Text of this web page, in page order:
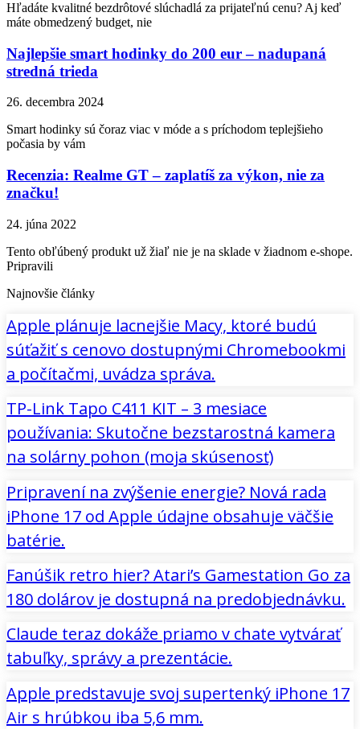
Hľadáte kvalitné bezdrôtové slúchadlá za prijateľnú cenu? Aj keď
máte obmedzený budget, nie
Najlepšie smart hodinky do 200 eur – nadupaná
stredná trieda
26. decembra 2024
Smart hodinky sú čoraz viac v móde a s príchodom teplejšieho
počasia by vám
Recenzia: Realme GT – zaplatíš za výkon, nie za
značku!
24. júna 2022
Tento obľúbený produkt už žiaľ nie je na sklade v žiadnom e-shope.
Pripravili
Najnovšie články
Apple plánuje lacnejšie Macy, ktoré budú
súťažiť s cenovo dostupnými Chromebookmi
a počítačmi, uvádza správa.
TP-Link Tapo C411 KIT – 3 mesiace
používania: Skutočne bezstarostná kamera
na solárny pohon (moja skúsenosť)
Pripravení na zvýšenie energie? Nová rada
iPhone 17 od Apple údajne obsahuje väčšie
batérie.
Fanúšik retro hier? Atari’s Gamestation Go za
180 dolárov je dostupná na predobjednávku.
Claude teraz dokáže priamo v chate vytvárať
tabuľky, správy a prezentácie.
Apple predstavuje svoj supertenký iPhone 17
Air s hrúbkou iba 5,6 mm.